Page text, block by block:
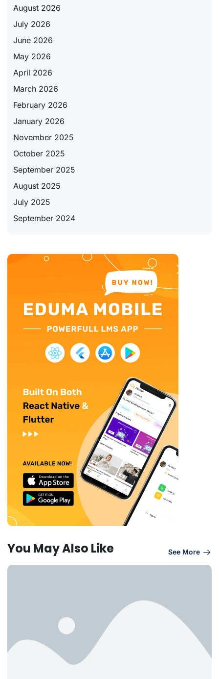
August 2026
July 2026
June 2026
May 2026
April 2026
March 2026
February 2026
January 2026
November 2025
October 2025
September 2025
August 2025
July 2025
September 2024
You May Also Like See More